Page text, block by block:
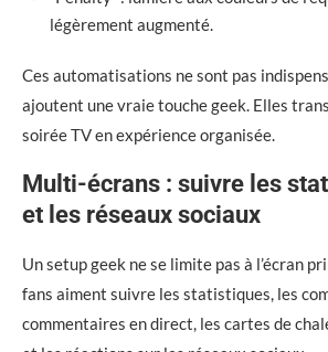
légèrement augmenté.
Ces automatisations ne sont pas
ajoutent une vraie touche geek. Elles
soirée TV en expérience organisée.
Multi-écrans : suivre les
et les réseaux sociaux
Un setup geek ne se limite pas à l’écran
fans aiment suivre les statistiques, les
commentaires en direct, les cartes de